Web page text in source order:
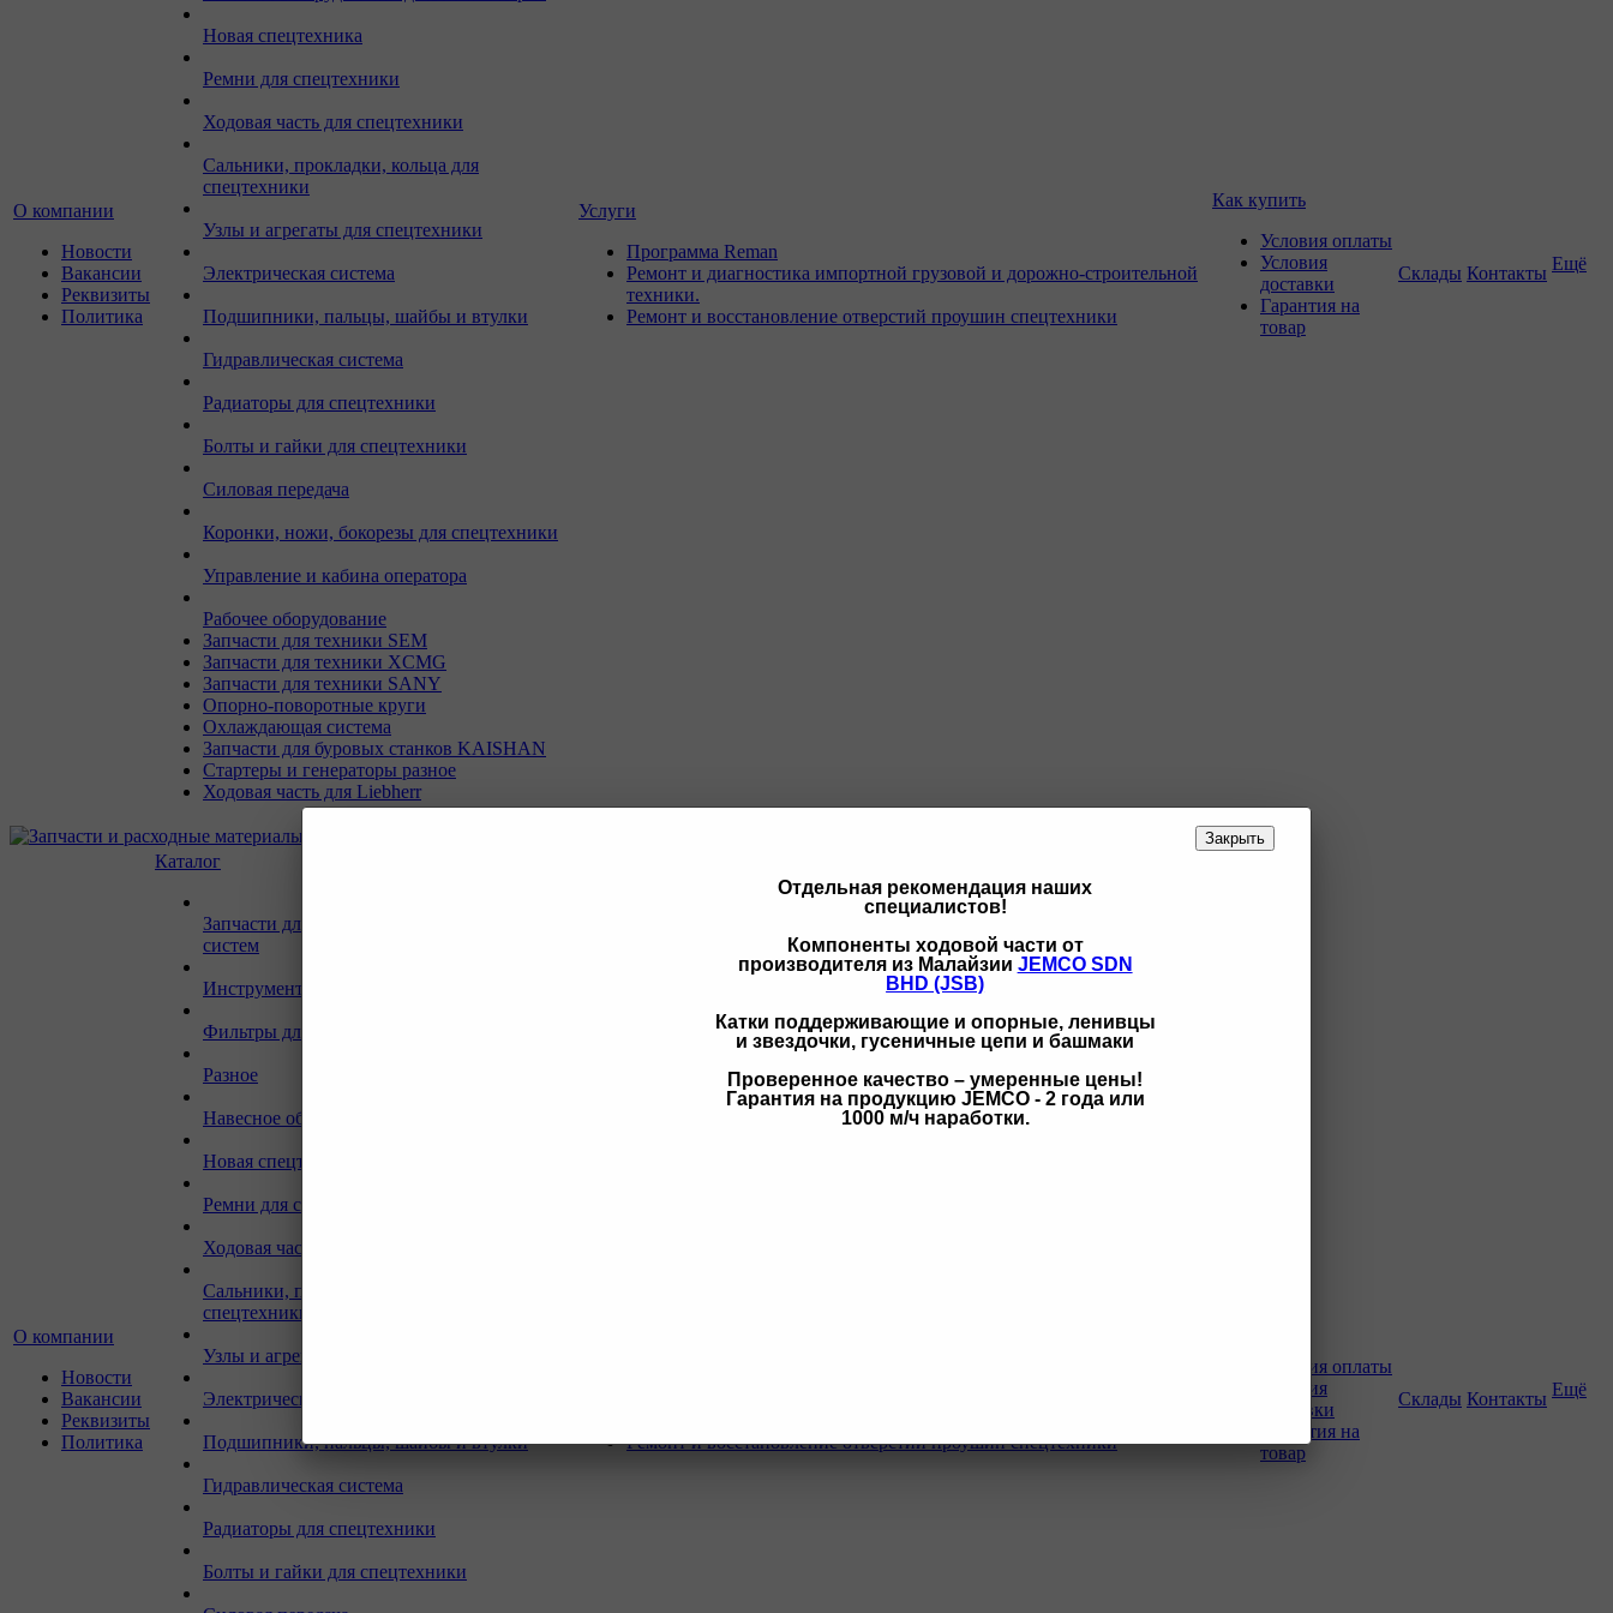
Закрыть
Отдельная рекомендация наших
специалистов!
Компоненты ходовой части от
производителя из Малайзии JEMCO SDN
BHD (JSB)
Катки поддерживающие и опорные, ленивцы
и звездочки, гусеничные цепи и башмаки
Проверенное качество – умеренные цены!
Гарантия на продукцию JEMCO - 2 года или
1000 м/ч наработки.
О компании
Новости
Вакансии
Реквизиты
Политика
Новая спецтехника
Ремни для спецтехники
Ходовая часть для спецтехники
Сальники, прокладки, кольца для
спецтехники
Узлы и агрегаты для спецтехники
Электрическая система
Подшипники, пальцы, шайбы и втулки
Гидравлическая система
Радиаторы для спецтехники
Болты и гайки для спецтехники
Силовая передача
Коронки, ножи, бокорезы для спецтехники
Управление и кабина оператора
Рабочее оборудование
Запчасти для техники SEM
Запчасти для техники XCMG
Запчасти для техники SANY
Опорно-поворотные круги
Охлаждающая система
Запчасти для буровых станков KAISHAN
Стартеры и генераторы разное
Ходовая часть для Liebherr
Услуги
Программа Reman
Ремонт и диагностика импортной грузовой и дорожно-строительной
техники.
Ремонт и восстановление отверстий проушин спецтехники
Как купить
Условия оплаты
Условия
доставки
Гарантия на
товар
Склады Контакты Ещё
О компании
Новости
Вакансии
Реквизиты
Политика
Каталог
Запчасти для двигателей и сопутствующих
систем
Инструмент и материалы для СТО
Фильтры для спецтехники
Разное
Навесное оборудование для экскаваторов
Новая спецтехника
Ремни для спецтехники
Ходовая часть для спецтехники
Сальники, прокладки, кольца для
спецтехники
Узлы и агрегаты для спецтехники
Электрическая система
Подшипники, пальцы, шайбы и втулки
Гидравлическая система
Радиаторы для спецтехники
Болты и гайки для спецтехники
Ремонт и восстановление отверстий проушин спецтехники
Условия оплаты
Условия
доставки
Гарантия на
товар
Склады Контакты Ещё